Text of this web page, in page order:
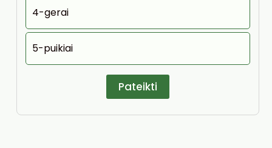
4-gerai
5-puikiai